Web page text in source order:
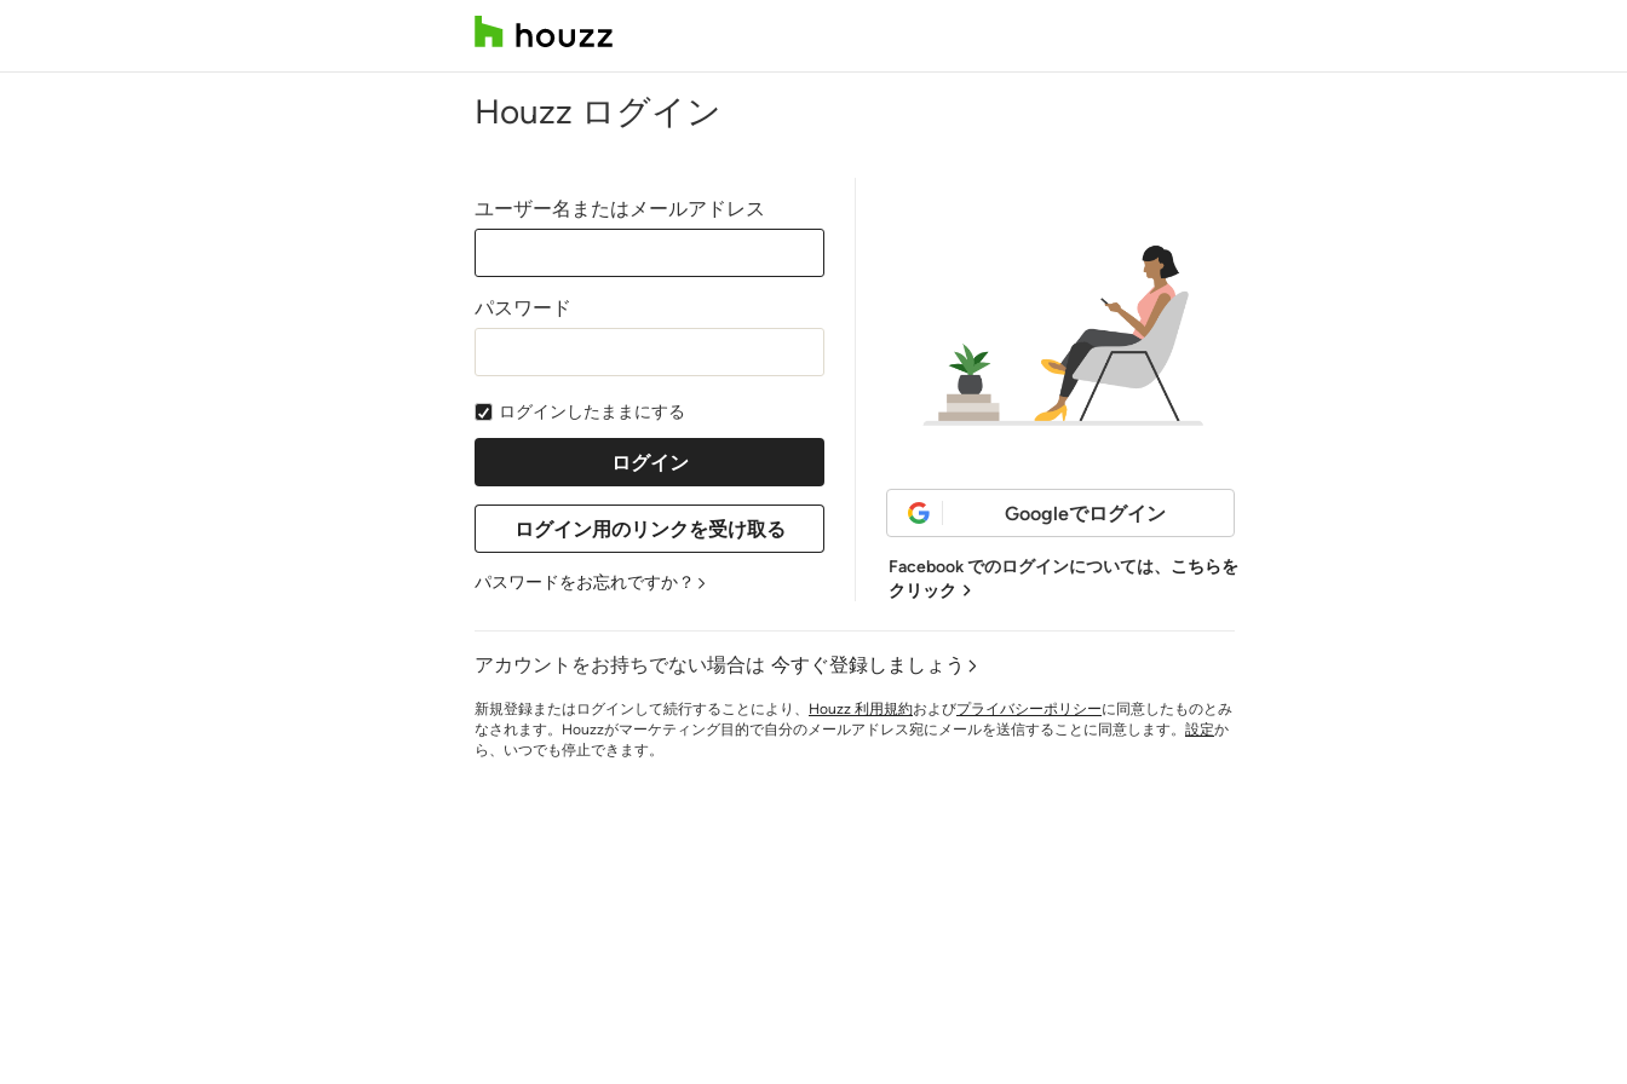
Houzz ログイン
ユーザー名またはメールアドレス
パスワード
ログインしたままにする
パスワードをお忘れですか？
Googleでログイン
Facebook でのログインについては、 こちらを
クリック
アカウントをお持ちでない場合は 今すぐ登録しましょう
新規登録またはログインして続行することにより、 Houzz 利用規約およびプライバシーポリシーに同意したものとみ
なされます。Houzzがマーケティング目的で自分のメールアドレス宛にメールを送信することに同意します。 設定か
ら、いつでも停止できます。